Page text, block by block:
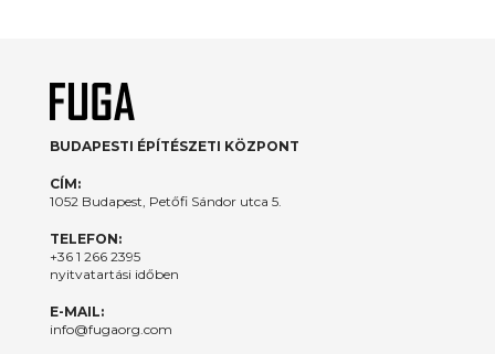
BUDAPESTI ÉPÍTÉSZETI KÖZPONT
CÍM:
1052 Budapest, Petőfi Sándor utca 5.
TELEFON:
+36 1 266 2395
nyitvatartási időben
E-MAIL:
info@fugaorg.com